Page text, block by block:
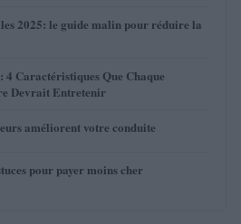
2025: le guide malin pour réduire la
4 Caractéristiques Que Chaque
Devrait Entretenir
améliorent votre conduite
pour payer moins cher